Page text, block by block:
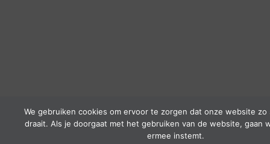
We gebruiken cookies om ervoor te zorgen dat onze website zo
draait. Als je doorgaat met het gebruiken van de website, gaan
ermee instemt.